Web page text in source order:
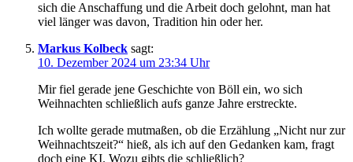
sich die Anschaffung und die Arbeit doch gelohnt, man hat
viel länger was davon, Tradition hin oder her.
Markus Kolbeck sagt:
10. Dezember 2024 um 23:34 Uhr
Mir fiel gerade jene Geschichte von Böll ein, wo sich
Weihnachten schließlich aufs ganze Jahre erstreckte.
Ich wollte gerade mutmaßen, ob die Erzählung „Nicht nur zur
Weihnachtszeit?“ hieß, als ich auf den Gedanken kam, fragt
doch eine KI. Wozu gibts die schließlich?